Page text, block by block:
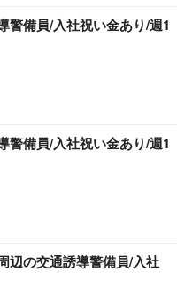
警備員/入社祝い金あり/週1
警備員/入社祝い金あり/週1
辺の交通誘導警備員/入社